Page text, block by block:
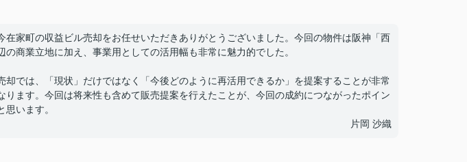
在家町の収益ビル売却をお任せいただきありがとうございました。今回の物件は阪神「西
の商業立地に加え、事業用としての活用幅も非常に魅力的でした。
却では、「現状」だけではなく「今後どのように再活用できるか」を提案することが非常
ります。今回は将来性も含めて販売提案を行えたことが、今回の成約につながったポイン
思います。
片岡 沙織